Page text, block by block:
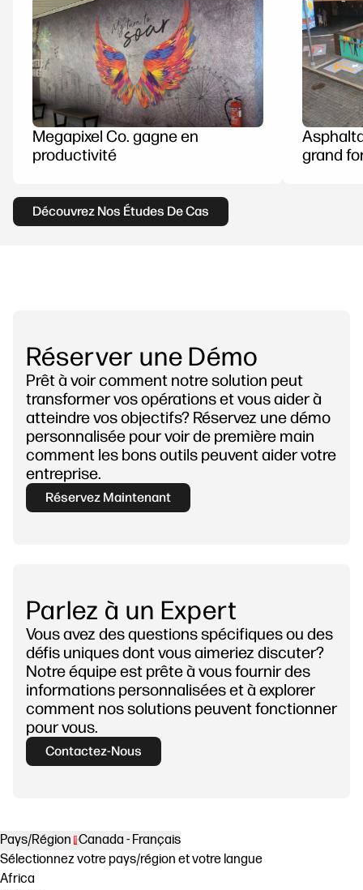
Megapixel Co. gagne en
productivité
grand
Découvrez Nos Études De Cas
Réserver une Démo
Prêt à voir comment notre solution peut
transformer vos opérations et vous aider à
atteindre vos objectifs? Réservez une démo
personnalisée pour voir de première main
comment les bons outils peuvent aider votre
entreprise.
Réservez Maintenant
Parlez à un Expert
Vous avez des questions spécifiques ou des
défis uniques dont vous aimeriez discuter?
Notre équipe est prête à vous fournir des
informations personnalisées et à explorer
comment nos solutions peuvent fonctionner
pour vous.
Contactez-Nous
Pays/Région Canada - Français
Sélectionnez votre pays/région et votre langue
Africa